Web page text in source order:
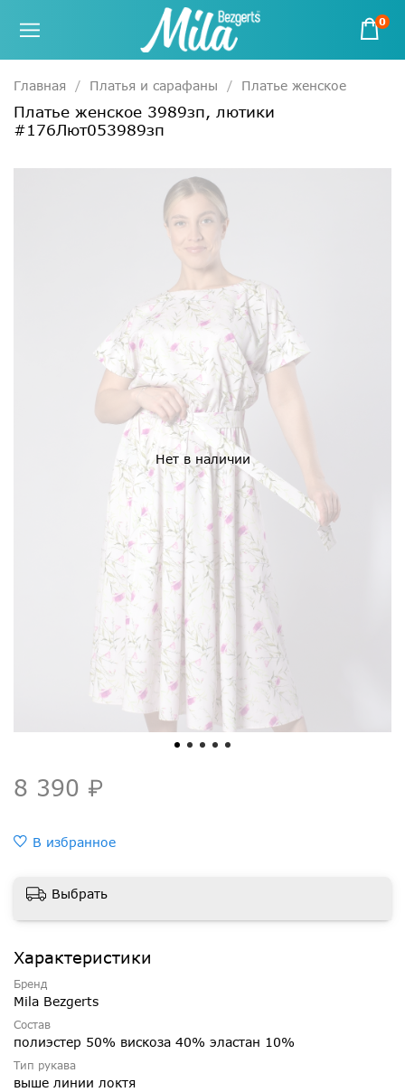
0
Главная Платья и сарафаны Платье женское
Платье женское 3989зп, лютики
#176Лют053989зп
Нет в наличии
8 390 ₽
В избранное
Выбрать
Характеристики
Бренд
Mila Bezgerts
Состав
полиэстер 50% вискоза 40% эластан 10%
Тип рукава
выше линии локтя